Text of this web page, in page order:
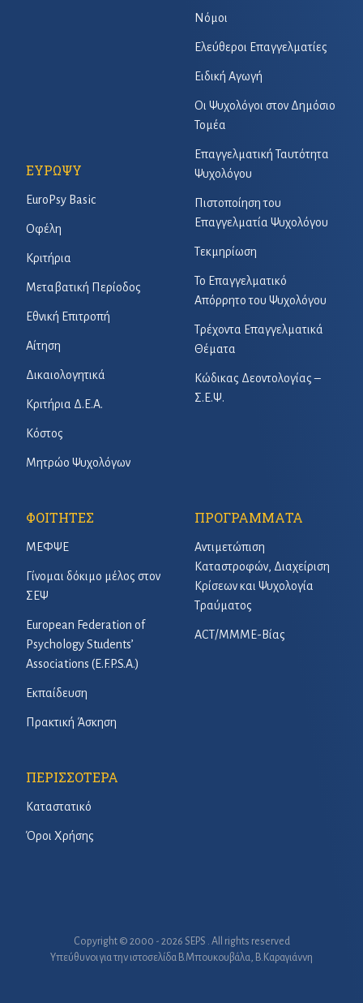
Νόμοι
Ελεύθεροι Επαγγελματίες
Ειδική Αγωγή
Οι Ψυχολόγοι στον Δημόσιο
Τομέα
Επαγγελματική Ταυτότητα
Ψυχολόγου
Πιστοποίηση του
Επαγγελματία Ψυχολόγου
Τεκμηρίωση
Το Επαγγελματικό
Απόρρητο του Ψυχολόγου
Τρέχοντα Επαγγελματικά
Θέματα
Κώδικας Δεοντολογίας –
Σ.Ε.Ψ.
ΕΥΡΩΨΥ
EuroPsy Basic
Οφέλη
Κριτήρια
Μεταβατική Περίοδος
Εθνική Επιτροπή
Αίτηση
Δικαιολογητικά
Κριτήρια Δ.Ε.Α.
Κόστος
Μητρώο Ψυχολόγων
ΦΟΙΤΗΤΕΣ
ΜΕΦΨΕ
Γίνομαι δόκιμο μέλος στον
ΣΕΨ
European Federation of
Psychology Students’
Associations (E.F.P.S.A.)
Εκπαίδευση
Πρακτική Άσκηση
ΠΡΟΓΡΑΜΜΑΤΑ
Αντιμετώπιση
Καταστροφών, Διαχείριση
Κρίσεων και Ψυχολογία
Τραύματος
ACT/ΜΜΜΕ-Βίας
ΠΕΡΙΣΣΟΤΕΡΑ
Καταστατικό
Όροι Χρήσης
Copyright © 2000 - 2026 SEPS . All rights reserved
Υπεύθυνοι για την ιστοσελίδα B.Μπουκουβάλα, Β.Καραγιάννη